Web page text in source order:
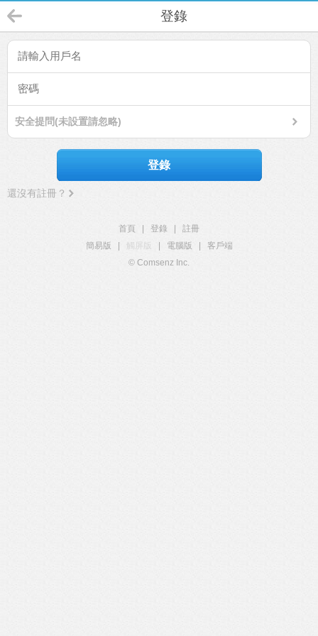
登錄
安全提問(未設置請忽略)
登錄
還沒有註冊？
首頁 登錄
註冊
簡易版
觸屏版 電腦版
客戶端
© Comsenz Inc.